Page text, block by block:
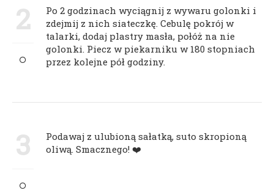
2
Po 2 godzinach wyciągnij z wywaru golonki i
zdejmij z nich siateczkę. Cebulę pokrój w
talarki, dodaj plastry masła, połóż na nie
golonki. Piecz w piekarniku w 180 stopniach
przez kolejne pół godziny.
3
Podawaj z ulubioną sałatką, suto skropioną
oliwą. Smacznego! ❤️